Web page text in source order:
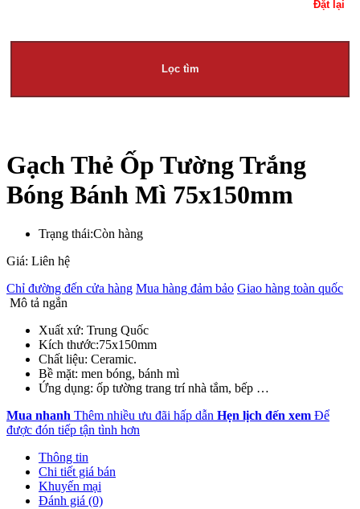
Đặt lại
Lọc tìm
Gạch Thẻ Ốp Tường Trắng
Bóng Bánh Mì 75x150mm
Trạng thái:Còn hàng
Giá: Liên hệ
Chỉ đường đến cửa hàng Mua hàng đảm bảo Giao hàng toàn quốc
Mô tả ngắn
Xuất xứ: Trung Quốc
Kích thước:75x150mm
Chất liệu: Ceramic.
Bề mặt: men bóng, bánh mì
Ứng dụng: ốp tường trang trí nhà tắm, bếp …
Mua nhanh Thêm nhiều ưu đãi hấp dẫn Hẹn lịch đến xem Để
được đón tiếp tận tình hơn
Thông tin
Chi tiết giá bán
Khuyến mại
Đánh giá (0)